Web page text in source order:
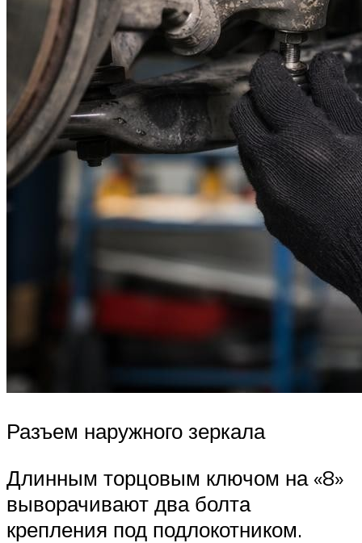
Разъем наружного зеркала
Длинным торцовым ключом на «8»
выворачивают два болта
крепления под подлокотником.